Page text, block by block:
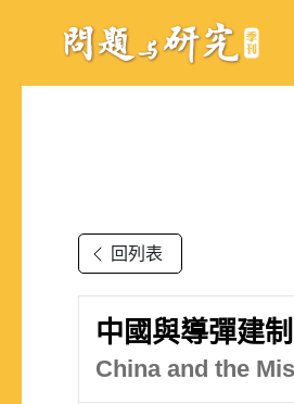
回列表
中國與導彈建
China and the